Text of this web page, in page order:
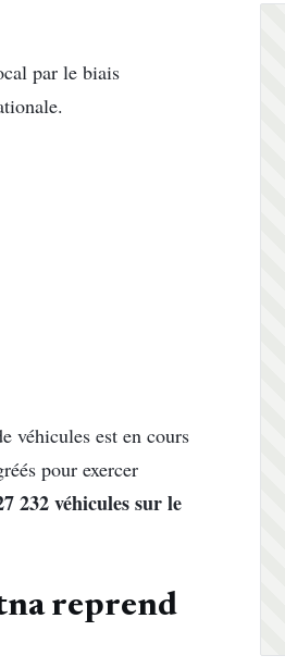
par le biais
véhicules est en cours
pour exercer
232 véhicules sur le
reprend